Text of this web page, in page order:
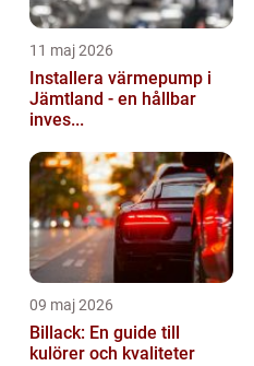
11 maj 2026
Installera värmepump i
Jämtland - en hållbar
inves...
09 maj 2026
Billack: En guide till
kulörer och kvaliteter